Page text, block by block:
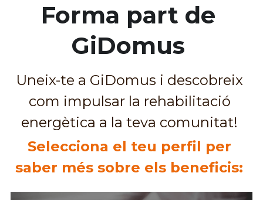
Forma part de
GiDomus
Uneix-te a GiDomus i descobreix
com impulsar la rehabilitació
energètica a la teva comunitat!
Selecciona el teu perfil per
saber més sobre els beneficis: